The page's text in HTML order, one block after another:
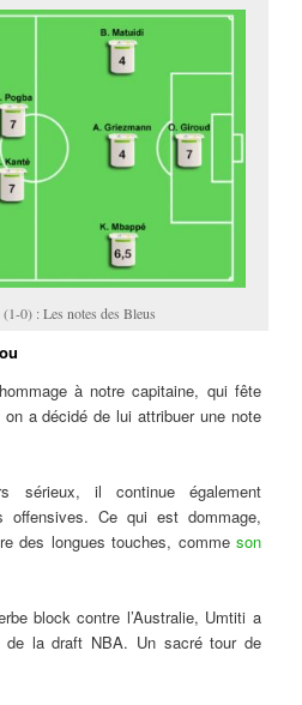
0) : Les notes des Bleus
à notre capitaine, qui fête
a décidé de lui attribuer une note
sérieux, il continue également
offensives. Ce qui est dommage,
des longues touches, comme son
block contre l’Australie, Umtiti a
de la draft NBA. Un sacré tour de